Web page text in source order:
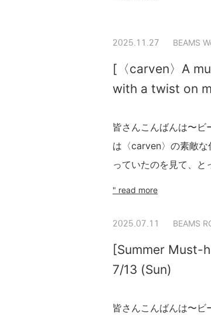
2025.11.27 BEAMS
[〈carven〉A
with a twist on
皆さんこんばんは〜
は〈carven〉の素敵
っていたのを見て、と
" read more
2025.07.11 BEAMS
[Summer Must-
7/13 (Sun)
皆さんこんばんは〜